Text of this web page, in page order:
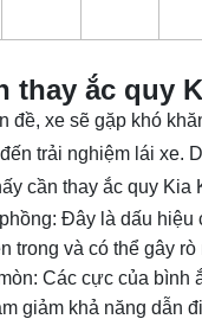
thay ắc quy
đề, xe sẽ gặp khó
trải nghiệm lái xe.
cần thay ắc quy Kia
Đây là dấu hiệu
trong và có thể gây rò
Các cực của bình
giảm khả năng dẫn